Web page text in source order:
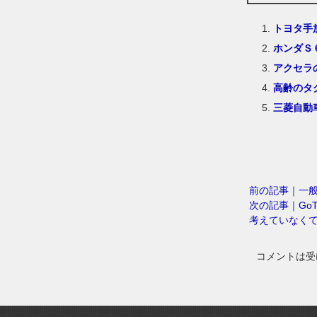
トヨタ手
ホンダＳ
アクセラ
高齢のタ
三菱自動
前の記事｜一
次の記事｜
考えていなく
コメントは